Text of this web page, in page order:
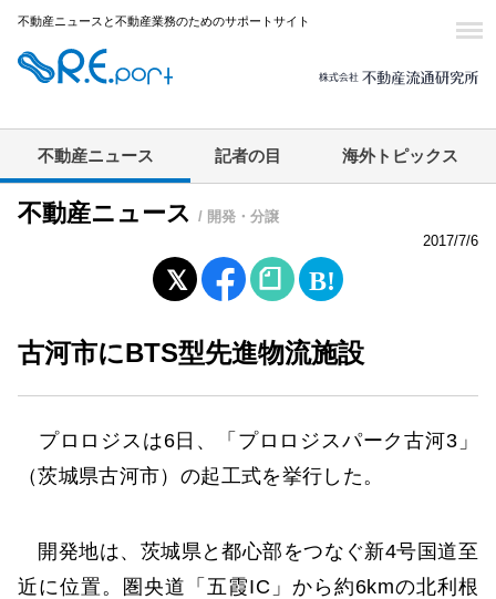
不動産ニュースと不動産業務のためのサポートサイト
不動産ニュース 記者の目 海外トピックス
不動産ニュース / 開発・分譲
2017/7/6
古河市にBTS型先進物流施設
プロロジスは6日、「プロロジスパーク古河3」
（茨城県古河市）の起工式を挙行した。
開発地は、茨城県と都心部をつなぐ新4号国道至
近に位置。圏央道「五霞IC」から約6kmの北利根